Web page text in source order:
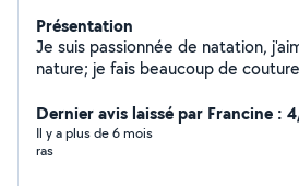
Présentation
Je suis passionnée de natation,
nature; je fais beaucoup de
goût du travail soigné et minutieux.
Dernier avis laissé par Francine :
Il y a plus de 6 mois
ras